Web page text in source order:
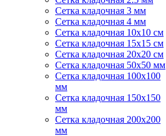
Сетка кладочная 3 мм
Сетка кладочная 4 мм
Сетка кладочная 10x10 см
Сетка кладочная 15x15 см
Сетка кладочная 20x20 см
Сетка кладочная 50x50 мм
Сетка кладочная 100x100
мм
Сетка кладочная 150x150
мм
Сетка кладочная 200x200
мм